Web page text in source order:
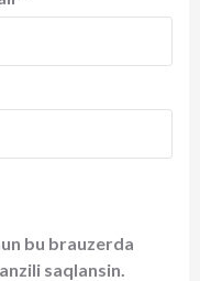
bu brauzerda
saqlansin.